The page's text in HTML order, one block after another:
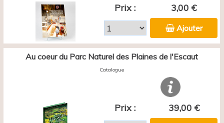
Prix : 3,00 €
Ajouter
Au coeur du Parc Naturel des Plaines de l'Escaut
Catalogue
Prix : 39,00 €